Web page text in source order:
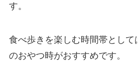
す。
食べ歩きを楽しむ時間帯として
のおやつ時がおすすめです。